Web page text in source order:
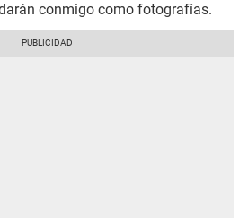
conmigo como fotografías.